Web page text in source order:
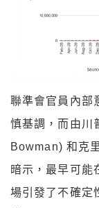
聯準會官員內部
慎基調，而由川
Bowman) 和克
暗示，最早可能
場引發了不確定